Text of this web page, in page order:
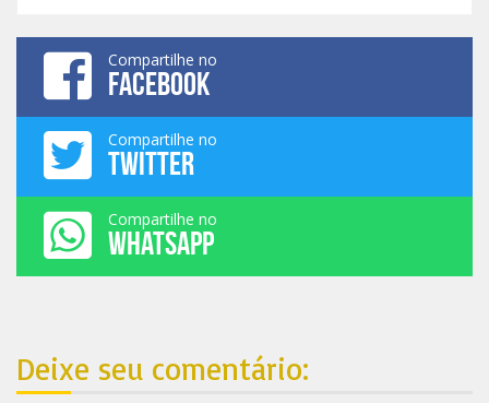
Compartilhe no
FACEBOOK
Compartilhe no
TWITTER
Compartilhe no
WHATSAPP
Deixe seu comentário: